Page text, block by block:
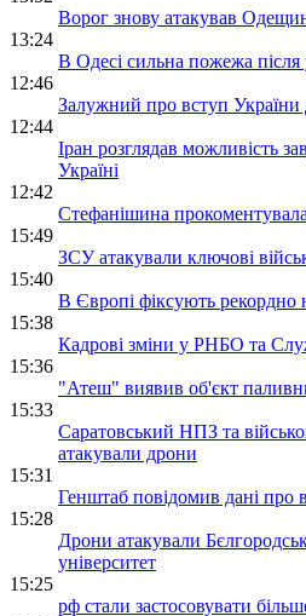
Ворог знову атакував
13:24
В Одесі сильна пожежа
12:46
Залужний про вступ
12:44
Іран розглядав можливість
Україні
12:42
Стефанішина
15:49
ЗСУ атакували ключові
15:40
В Європі фіксують рекордно
15:38
Кадрові зміни у РНБО та
15:36
"Атеш" виявив об'єкт
15:33
Саратовський НПЗ та
атакували дрони
15:31
Генштаб повідомив дані про
15:28
Дрони атакували
університет
15:25
рф стали застосовувати